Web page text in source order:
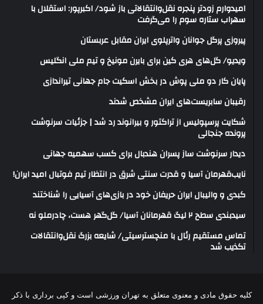
امیدوارم زودتر پنجره نقل‌وانتقالاتی باز شود/ اکبرپور: استقلال با
سهراب ستاره سوم را می‌گرفت
پیروزی پرگل جوانان واترپلوی ایران مقابل عربستان
ویدیو/ گل‌های هری‌ کین برای بایرن مونیخ و تیم ملی انگلیس
پایان کار دو ملی پوش در بخش اسکیت جام جهانی تیراندازی
رقیبان سابریست‌های ایران مشخص شدند
شکایت پرسپولیس از تراکتور و بیرانوند رد شد | جزئیات سرنوشت
پرونده جنجالی
دیدار سرنوشت ساز پسران هندبال برای کسب سهمیه جهانی
نایب‌قهرمان آسیا و قدرت سنتی شرق در انتظار تیم فوتبال امید ایران!
کبدی و والیبال ایران حریفان خود در بازی‌های آسیایی را شناختند
سیدبندی سطح ۲ لیگ قهرمانان آسیا/ گل‌گهر هست، چادرملو نه
تماس مستقیم رئال با منچسترسیتی/ شایعه بزرگ نقل‌وانتقالات
تکذیب شد
کلیه حقوق مادی و معنوی متعلق به تهران ورزشی است و کپی برداری با ذکر